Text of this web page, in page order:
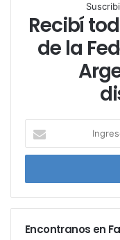
Recibí
de la
g
e
s
s
Encontranos en